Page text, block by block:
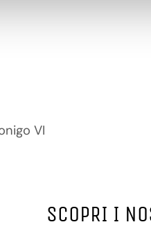
VI
SCOPRI I